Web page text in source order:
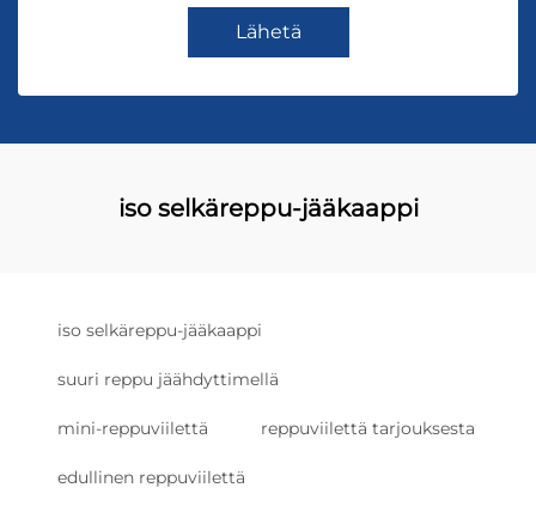
Lähetä
iso selkäreppu-jääkaappi
iso selkäreppu-jääkaappi
suuri reppu jäähdyttimellä
mini-reppuviilettä reppuviilettä tarjouksesta
edullinen reppuviilettä